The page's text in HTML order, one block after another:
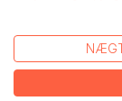
være et